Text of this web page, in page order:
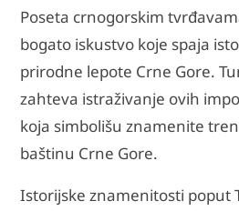
Poseta crnogorskim
bogato iskustvo koje spaja
prirodne lepote Crne Gore.
zahteva istraživanje ovih
koja simbolišu znamenite
baštinu Crne Gore.
Istorijske znamenitosti poput